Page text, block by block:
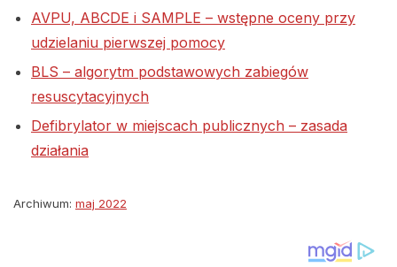
AVPU, ABCDE i SAMPLE – wstępne oceny przy
udzielaniu pierwszej pomocy
BLS – algorytm podstawowych zabiegów
resuscytacyjnych
Defibrylator w miejscach publicznych – zasada
działania
Archiwum: maj 2022